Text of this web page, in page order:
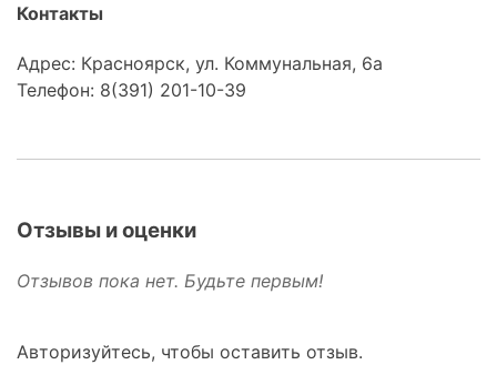
Контакты
Адрес: Красноярск, ул. Коммунальная, 6а
Телефон: 8(391) 201-10-39
Отзывы и оценки
Отзывов пока нет. Будьте первым!
Авторизуйтесь, чтобы оставить отзыв.